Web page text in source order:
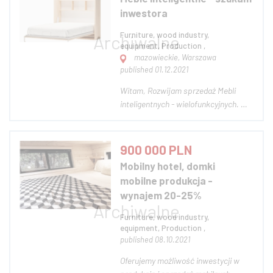
jak przedszkola, świetlice, kluby
dziecięce. Jestem n...
inwestora
Furniture, wood industry,
equipment, Production ,
mazowieckie, Warszawa
published 01.12.2021
Witam, Rozwijam sprzedaż Mebli
inteligentnych - wielofunkcyjnych. W
mebli półkotapczanów, z sofą lub
bez. Mam potrzebne, bardzo dobre i
znacznie tańsze, niż konkurencja,
mechanizmy transf...
900 000 PLN
Mobilny hotel, domki
mobilne produkcja -
wynajem 20-25%
Furniture, wood industry,
equipment, Production ,
published 08.10.2021
Oferujemy możliwość inwestycji w